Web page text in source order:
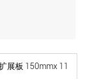
展板 150mmx 11